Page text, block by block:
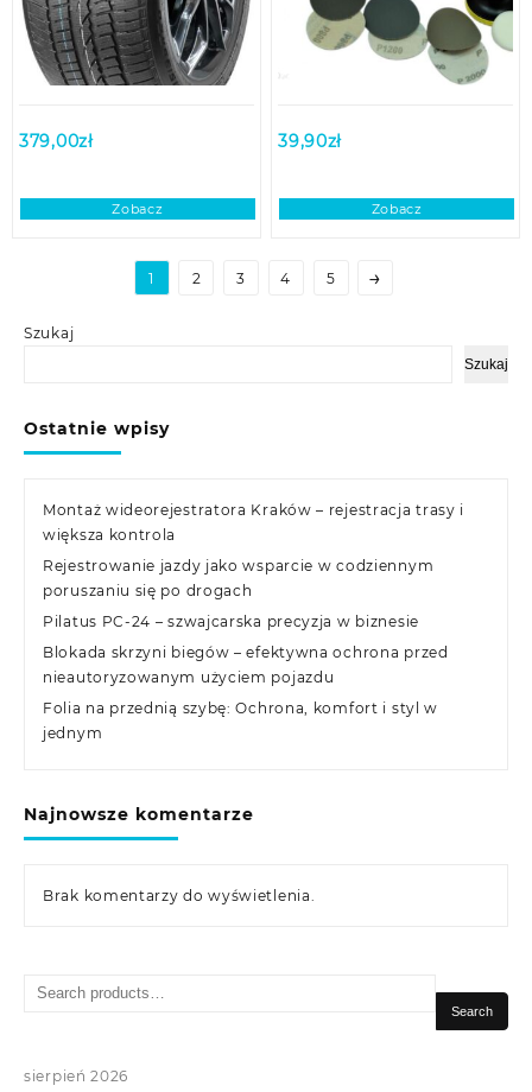
Szukaj
Szukaj
Ostatnie wpisy
Montaż wideorejestratora Kraków – rejestracja trasy i
większa kontrola
Rejestrowanie jazdy jako wsparcie w codziennym
poruszaniu się po drogach
Pilatus PC-24 – szwajcarska precyzja w biznesie
Blokada skrzyni biegów – efektywna ochrona przed
nieautoryzowanym użyciem pojazdu
Folia na przednią szybę: Ochrona, komfort i styl w
jednym
Najnowsze komentarze
Brak komentarzy do wyświetlenia.
379,00zł
Zobacz
39,90zł
Zobacz
1 2 3 4 5 →
Search
Search
sierpień 2026